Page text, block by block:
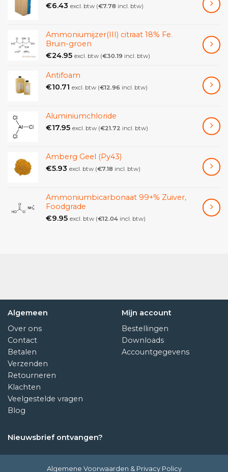
€6.43 excl. btw (€7.78 incl. btw)
Ammoniumijzer(III) citraat 18% Fe.
Bruin-groen
€24.95 excl. btw (€30.19 incl. btw)
Antifoam
€10.71 excl. btw (€12.96 incl. btw)
Aluminiumchloride
€17.95 excl. btw (€21.72 incl. btw)
Amberg Geel (Py43)
€5.93 excl. btw (€7.18 incl. btw)
Ammoniumbicarbonaat 99+% Zuiver,
Foodgrade
€9.95 excl. btw (€12.04 incl. btw)
Algemeen
Over ons
Contact
Betalen
Verzenden
Retourneren
Klachten
Veelgestelde vragen
Blog
Mijn account
Bestellingen
Downloads
Accountgegevens
Nieuwsbrief ontvangen?
Algemene Voorwaarden & Privacy Policy